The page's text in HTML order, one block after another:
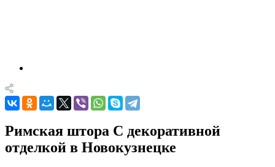
Римская штора С декоративной
отделкой в Новокузнецке